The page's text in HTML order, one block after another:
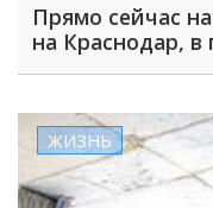
Прямо сейчас
на Краснодар, в
ЖИЗНЬ